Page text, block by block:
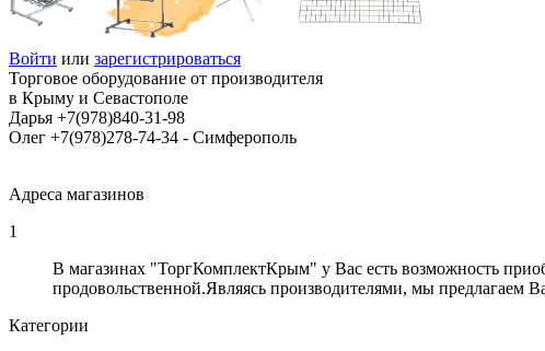
Войти или зарегистрироваться
Торговое оборудование от производителя
в Крыму и Севастополе
Дарья +7(978)840-31-98
Олег +7(978)278-74-34 - Cимферополь
Адреса магазинов
1
В магазинах "ТоргКомплектКрым" у Вас есть возможность
продовольственной.Являясь производителями, мы предлагаем
Категории